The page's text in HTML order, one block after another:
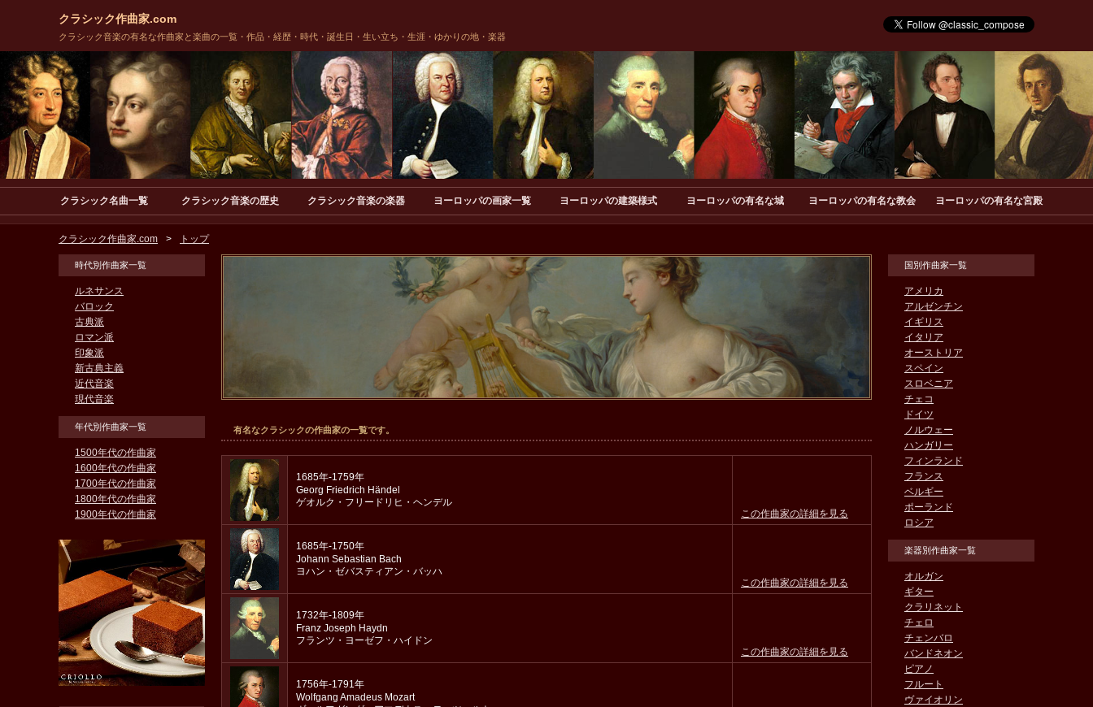
クラシック作曲家.com
クラシック音楽の有名な作曲家と楽曲の一覧・作品・経歴・時代・誕生日・生い立ち・生涯・ゆかりの地・楽器
クラシック名曲一覧 クラシック音楽の歴史 クラシック音楽の楽器 ヨーロッパの画家一覧 ヨーロッパの建築様式 ヨーロッパの有名な城 ヨーロッパの有名な教会 ヨーロッパの有名な宮殿
クラシック作曲家.com トップ
有名なクラシックの作曲家の一覧です。
1685年-1759年
Georg Friedrich Händel
ゲオルク・フリードリヒ・ヘンデル
この作曲家の詳細を見る
1685年-1750年
Johann Sebastian Bach
ヨハン・ゼバスティアン・バッハ
この作曲家の詳細を見る
1732年-1809年
Franz Joseph Haydn
フランツ・ヨーゼフ・ハイドン
この作曲家の詳細を見る
1756年-1791年
Wolfgang Amadeus Mozart
時代別作曲家一覧
ルネサンス
バロック
古典派
ロマン派
印象派
新古典主義
近代音楽
現代音楽
年代別作曲家一覧
1500年代の作曲家
1600年代の作曲家
1700年代の作曲家
1800年代の作曲家
1900年代の作曲家
国別作曲家一覧
アメリカ
アルゼンチン
イギリス
イタリア
オーストリア
スペイン
スロベニア
チェコ
ドイツ
ノルウェー
ハンガリー
フィンランド
フランス
ベルギー
ポーランド
ロシア
楽器別作曲家一覧
オルガン
ギター
クラリネット
チェロ
チェンバロ
バンドネオン
ピアノ
フルート
ヴァイオリン